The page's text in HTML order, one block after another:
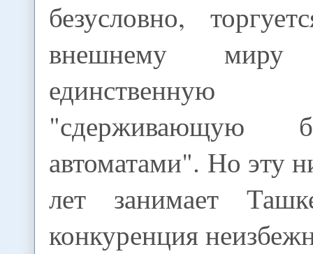
безусловно,
внешнему
"сдерживающую
автоматами". Но эту
лет занимает
конкуренция